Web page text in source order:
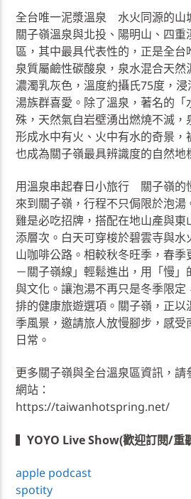
全台唯一泥漿溫泉 水火同源的山
關子嶺溫泉與北投、陽明山、四重
區，其中最具代表性的，正是全台
泉質屬鹼性碳酸泉，泉水混合天
濃濁乳灰色，溫度約攝氏75度，
湯族群喜愛。除了溫泉，著名的
殊，天然氣自岩壁湧出燃燒不滅，
形成水中有火、火中有水的奇景，
也成為關子嶺最具辨識度的自然地
用溫泉串起春日小旅行 關子嶺的
來到關子嶺，行程不只侷限於泡
雞是必吃招牌，搭配在地山產與東
添層次。白天可穿梭於碧雲寺與水
山咖啡公路。相較秋冬旺季，春
－關子嶺線」輕鬆進出，用「慢
與文化。讓泡湯不再只是冬季限定
排的健康旅遊選項。關子嶺，正
季風景，邀請旅人放慢腳步，感
日常。
更多關子嶺與全台溫泉區資訊，
網站：
https://taiwanhotspring.net/
▍YOYO Live Show(歡迎訂閱/重
apple podcast
spotity